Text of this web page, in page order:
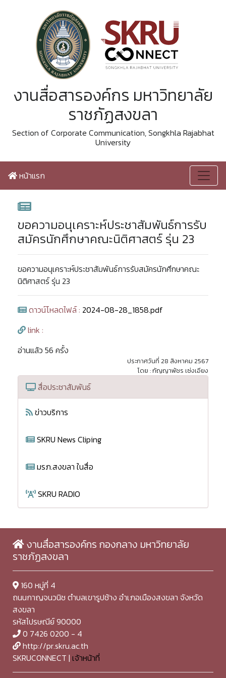
งานสื่อสารองค์กร มหาวิทยาลัย
ราชภัฏสงขลา
Section of Corporate Communication, Songkhla Rajabhat
University
หน้าแรก
ขอความอนุเคราะห์ประชาสัมพันธ์การรับ
สมัครนักศึกษาคณะนิติศาสตร์ รุ่น 23
ขอความอนุเคราะห์ประชาสัมพันธ์การรับสมัครนักศึกษาคณะ
นิติศาสตร์ รุ่น 23
ดาวน์โหลดไฟล์ : 2024-08-28_1858.pdf
link :
อ่านแล้ว 56 ครั้ง
ประกาศวันที่ 28 สิงหาคม 2567
โดย : กัญญาพัชร เซ่งเอียง
สื่อประชาสัมพันธ์
ข่าวบริการ
SKRU News Cliping
มรภ.สงขลา ในสื่อ
SKRU RADIO
งานสื่อสารองค์กร กองกลาง มหาวิทยาลัย
ราชภัฏสงขลา
160 หมู่ที่ 4
ถนนกาญจนวนิช ตำบลเขารูปช้าง อำเภอเมืองสงขลา จังหวัด
สงขลา
รหัสไปรษณีย์ 90000
0 7426 0200 - 4
http://pr.skru.ac.th
SKRUCONNECT | เจ้าหน้าที่